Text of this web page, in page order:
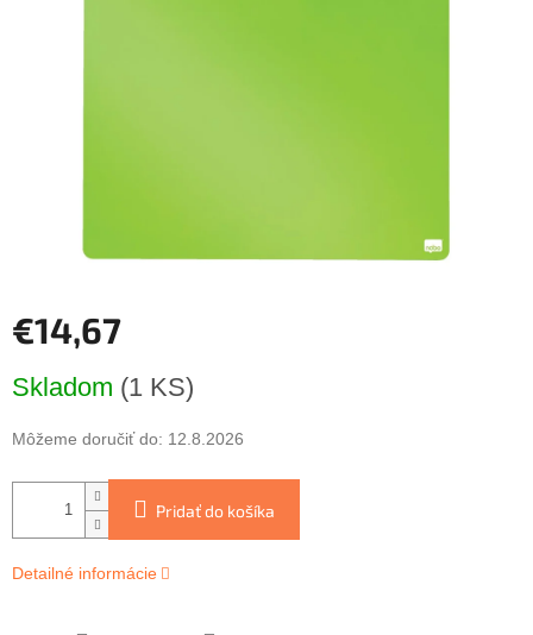
€14,67
cena:
Skladom (1 KS)
Môžeme doručiť do: 12.8.2026
Pridať do košíka
Detailné informácie